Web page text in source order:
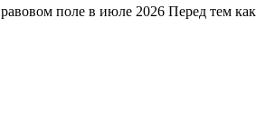
поле в июле 2026 Перед тем как